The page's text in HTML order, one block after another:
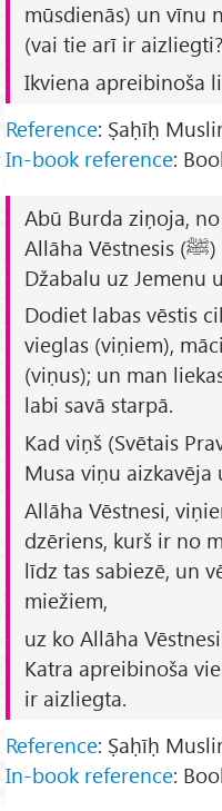
mūsdienās) un vīnu
(vai tie arī ir
Ikviena apreibinoša
Reference: Ṣaḥīḥ
In-book reference:
Abū Burda ziņoja,
Allāha Vēstnesis (ﷺ) sūtīja viņu un Muadhu b.
Džabalu uz Jemenu
Dodiet labas vēstis
vieglas (viņiem),
(viņus); un man
labi savā starpā.
Kad viņš (Svētais
Musa viņu aizkavēja
Allāha Vēstnesi,
dzēriens, kurš ir no
līdz tas sabiezē, un
miežiem,
Katra apreibinoša
ir aizliegta.
Reference: Ṣaḥīḥ
In-book reference: